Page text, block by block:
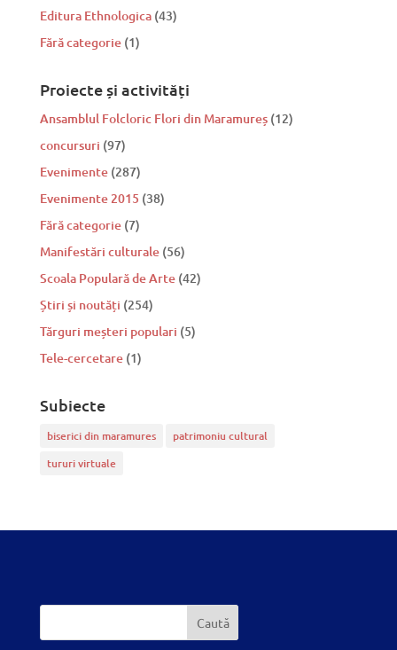
Editura Ethnologica (43)
Fără categorie (1)
Proiecte și activități
Ansamblul Folcloric Flori din Maramureș(12)
concursuri (97)
Evenimente(287)
Evenimente 2015 (38)
Fără categorie(7)
Manifestări culturale(56)
Scoala Populară de Arte(42)
Știri și noutăți (254)
Tărguri meșteri populari (5)
Tele-cercetare(1)
Subiecte
biserici din maramures
patrimoniu cultural
tururi virtuale